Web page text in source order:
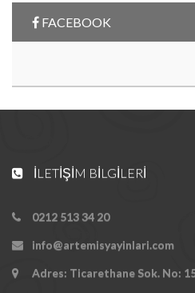
FACEBOOK
İLETIŞIM BILGILERI
0212 513 34 20
info@artemisyayinlari.com
Adres: Ticarethane Sok. No: